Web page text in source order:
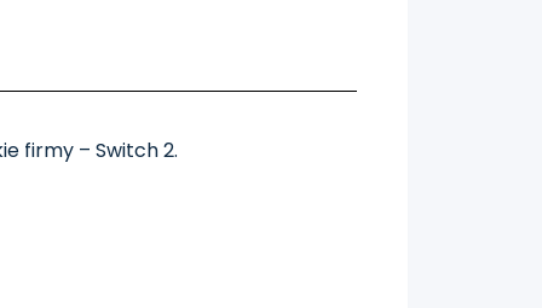
firmy – Switch 2.